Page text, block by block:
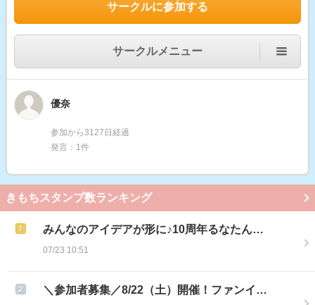
サークルに参加する
サークルメニュー
優奈
参加から3127日経過
発言：1件
きもちスタンプ数ランキング
みんなのアイデアが形に♪10周年るなたん…
07/23 10:51
＼参加者募集／8/22（土）開催！ファンイ…